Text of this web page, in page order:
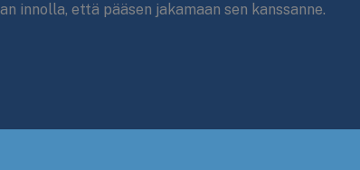
innolla, että pääsen jakamaan sen kanssanne.